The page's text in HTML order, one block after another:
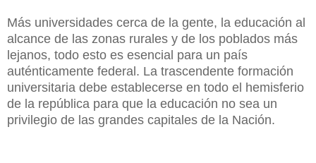
Más universidades cerca de la gente, la educación al
alcance de las zonas rurales y de los poblados más
lejanos, todo esto es esencial para un país
auténticamente federal. La trascendente formación
universitaria debe establecerse en todo el hemisferio
de la república para que la educación no sea un
privilegio de las grandes capitales de la Nación.